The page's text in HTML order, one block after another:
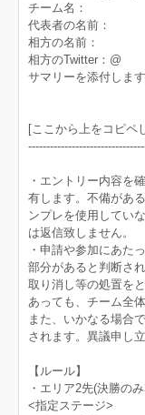
チーム名：
代表者の名前：
相方の名前：
相方のTwitter：@
サマリーを添付しま
[ここから上をコピペ
・エントリー内容を
有します。不備があ
ンプレを使用してい
は返信致しません。
・申請や参加にあた
部分があると判断さ
取り消し等の処置を
あっても、チーム全
また、いかなる場合
されます。異議申し
【ルール】
・エリア2先(決勝の
<指定ステージ>